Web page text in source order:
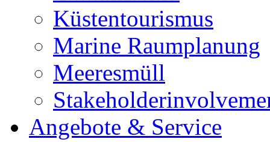
Küstentourismus
Marine Raumplanung
Meeresmüll
Angebote & Service